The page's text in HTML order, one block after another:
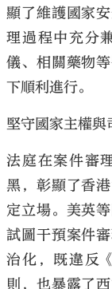
顯了維護國家
理過程中充分
儀、相關藥物
下順利進行。
堅守國家主權與
法庭在案件審
黑，彰顯了香
定立場。美英
試圖干預案件
治化，既違反
則，也暴露了